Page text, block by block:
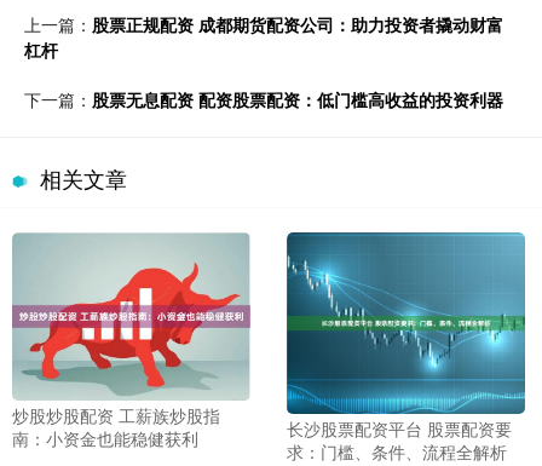
上一篇： 股票正规配资 成都期货配资公司：助力投资者撬动财富
杠杆
下一篇： 股票无息配资 配资股票配资：低门槛高收益的投资利器
相关文章
炒股炒股配资 工薪族炒股指
南：小资金也能稳健获利
长沙股票配资平台 股票配资要
求：门槛、条件、流程全解析